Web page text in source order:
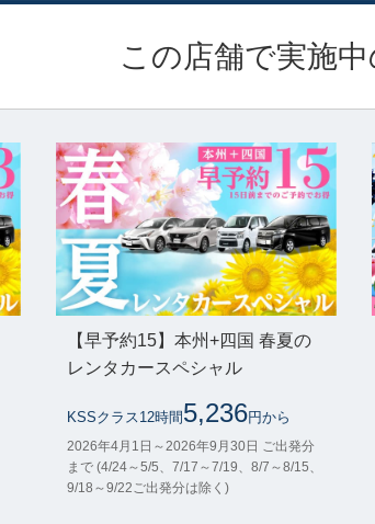
この店舗で実施
【早予約15】本州+四国 春夏の
レンタカースペシャル
KSSクラス12時間 5,236円から
2026年4月1日～2026年9月30日 ご出発分
まで (4/24～5/5、7/17～7/19、8/7～8/15、
9/18～9/22ご出発分は除く)